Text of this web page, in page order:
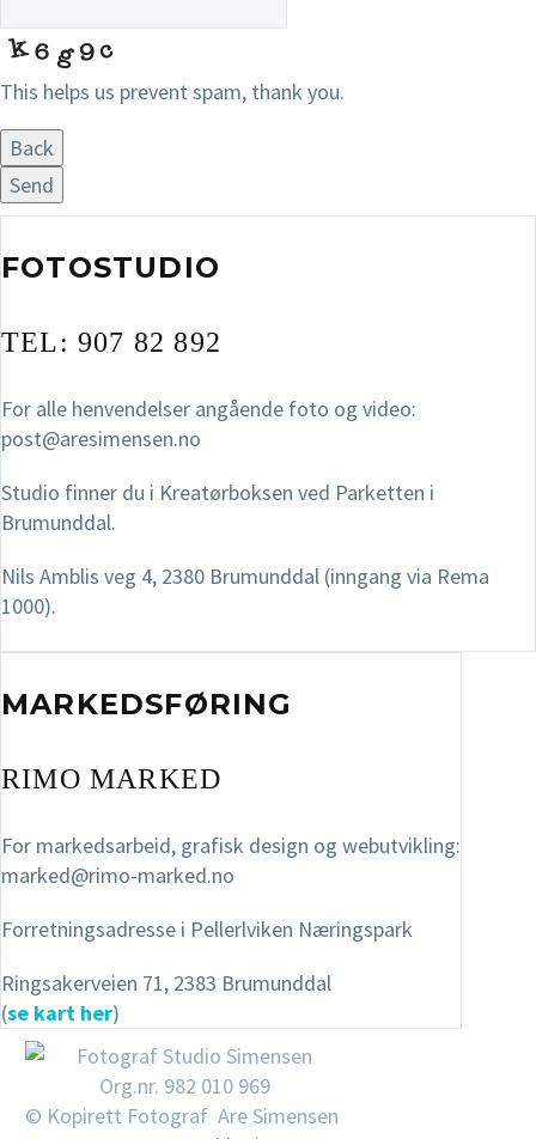
This helps us prevent spam, thank you.
Back
Send
FOTOSTUDIO
TEL: 907 82 892
For alle henvendelser angående foto og video:
post@aresimensen.no
Studio finner du i Kreatørboksen ved Parketten i
Brumunddal.
Nils Amblis veg 4, 2380 Brumunddal (inngang via Rema
1000).
MARKEDSFØRING
RIMO MARKED
For markedsarbeid, grafisk design og webutvikling:
marked@rimo-marked.no
Forretningsadresse i Pellerlviken Næringspark
Ringsakerveien 71, 2383 Brumunddal
(se kart her)
Org.nr. 982 010 969
© Kopirett Fotograf Are Simensen